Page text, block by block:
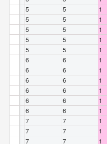
5 5
1
5 5
1
5 5
1
5 5
1
5 5
1
6 6
1
6 6
1
6 6
1
6 6
1
6 6
1
6 6
1
7 7
1
7 7
1
7 7
1